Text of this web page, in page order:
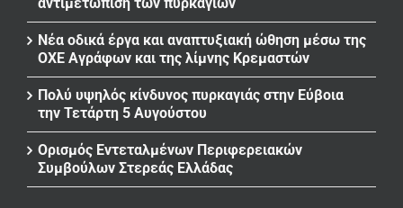
Νέα οδικά έργα και αναπτυξιακή ώθηση μέσω της
ΟΧΕ Αγράφων και της λίμνης Κρεμαστών
Πολύ υψηλός κίνδυνος πυρκαγιάς στην Εύβοια
την Τετάρτη 5 Αυγούστου
Ορισμός Εντεταλμένων Περιφερειακών
Συμβούλων Στερεάς Ελλάδας